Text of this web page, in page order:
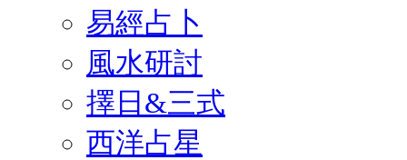
易經占卜
風水研討
擇日&三式
西洋占星